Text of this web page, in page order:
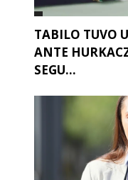
TABILO TUVO
ANTE
SEGU...